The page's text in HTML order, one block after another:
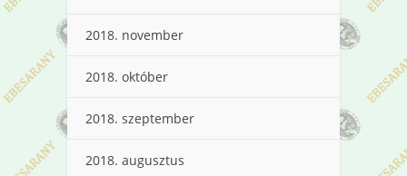
2018. november
2018. október
2018. szeptember
2018. augusztus